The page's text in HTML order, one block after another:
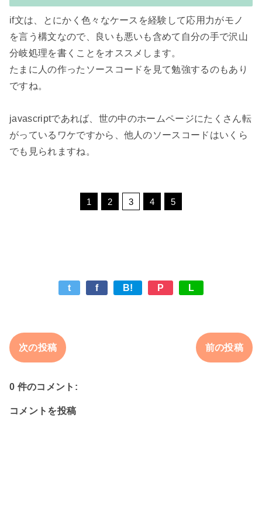
if文は、とにかく色々なケースを経験して応用力がモノ
を言う構文なので、良いも悪いも含めて自分の手で沢山
分岐処理を書くことをオススメします。
たまに人の作ったソースコードを見て勉強するのもあり
ですね。
javascriptであれば、世の中のホームページにたくさん転
がっているワケですから、他人のソースコードはいくら
でも見られますね。
t f B! P L
次の投稿 前の投稿
0 件のコメント:
コメントを投稿